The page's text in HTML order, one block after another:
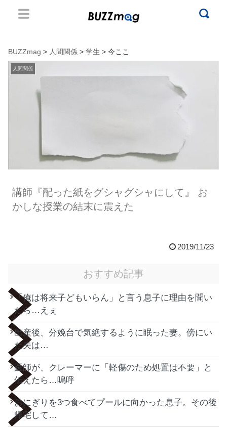
BUZZmag > 人間関係 > 学生 > 今ここ
人間関係
講師『配った紙をグシャグシャにして』 お
かしな授業の結末に震えた
2019/11/23
おすすめ記事
「俺は将来子どもいらん」と言う息子に理由を聞い
たら…えぇ
出産後、分娩台で気絶するように眠った妻。傍にい
た夫は…
医師が、クレーマーに「軽傷のため処置は不要」と
伝えたら…嗚呼
おにぎりを3つ食べてプールに向かった息子。その後
帰宅して…